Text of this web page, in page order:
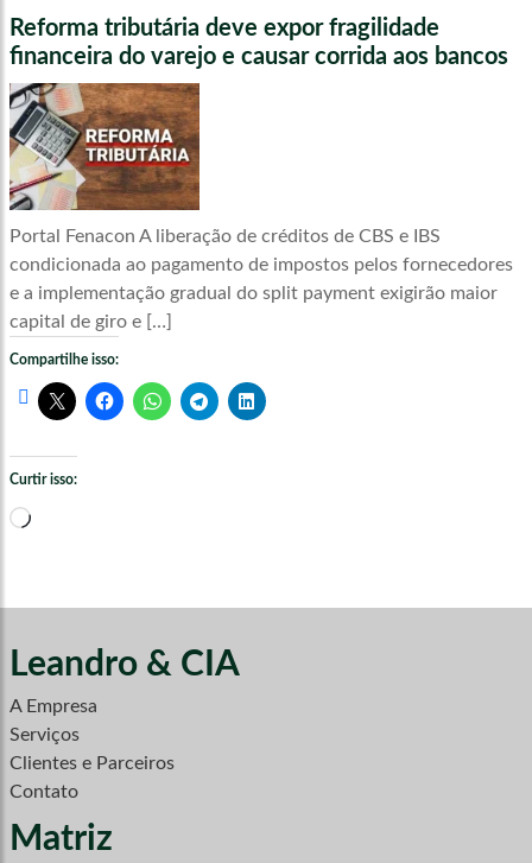
Reforma tributária deve expor fragilidade
financeira do varejo e causar corrida aos bancos
Portal Fenacon A liberação de créditos de CBS e IBS
condicionada ao pagamento de impostos pelos fornecedores
e a implementação gradual do split payment exigirão maior
capital de giro e […]
Compartilhe isso:
Curtir isso:
Carregando...
Leandro & CIA
A Empresa
Serviços
Clientes e Parceiros
Contato
Matriz